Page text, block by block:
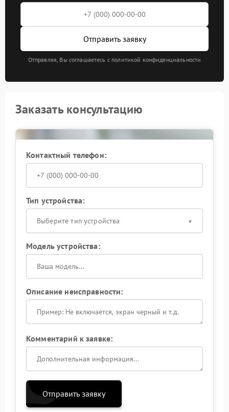
Отправить заявку
Отправляя, Вы соглашаетесь с политикой конфиденциальности
Заказать консультацию
Контактный телефон:
Тип устройства:
Выберите тип устройства
Модель устройства:
Описание неисправности:
Комментарий к заявке:
Отправить заявку